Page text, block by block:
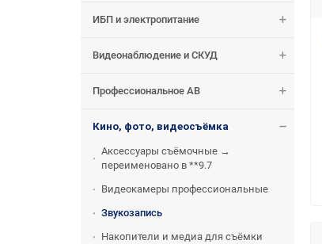
ИБП и электропитание
Видеонаблюдение и СКУД
Профессиональное АВ
Кино, фото, видеосъёмка
Аксессуары съёмочные →
переименовано в **9.7
Видеокамеры профессиональные
Звукозапись
Накопители и медиа для съёмки